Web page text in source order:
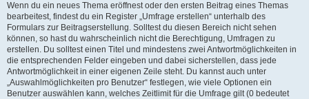
Wenn du ein neues Thema eröffnest oder den ersten Beitrag eines Themas
bearbeitest, findest du ein Register „Umfrage erstellen“ unterhalb des
Formulars zur Beitragserstellung. Solltest du diesen Bereich nicht sehen
können, so hast du wahrscheinlich nicht die Berechtigung, Umfragen zu
erstellen. Du solltest einen Titel und mindestens zwei Antwortmöglichkeiten in
die entsprechenden Felder eingeben und dabei sicherstellen, dass jede
Antwortmöglichkeit in einer eigenen Zeile steht. Du kannst auch unter
„Auswahlmöglichkeiten pro Benutzer“ festlegen, wie viele Optionen ein
Benutzer auswählen kann, welches Zeitlimit für die Umfrage gilt (0 bedeutet